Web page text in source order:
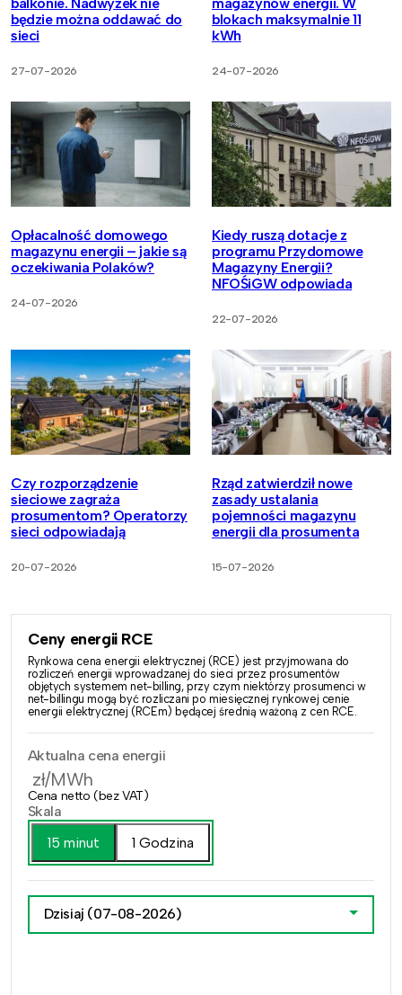
będzie można oddawać do
sieci
27-07-2026
blokach maksymalnie 11
kWh
24-07-2026
Opłacalność domowego
magazynu energii – jakie są
oczekiwania Polaków?
24-07-2026
Kiedy ruszą dotacje z
programu Przydomowe
Magazyny Energii?
NFOŚiGW odpowiada
22-07-2026
Czy rozporządzenie
sieciowe zagraża
prosumentom? Operatorzy
sieci odpowiadają
20-07-2026
Rząd zatwierdził nowe
zasady ustalania
pojemności magazynu
energii dla prosumenta
15-07-2026
Ceny energii RCE
Rynkowa cena energii elektrycznej (RCE) jest przyjmowana do
rozliczeń energii wprowadzanej do sieci przez prosumentów
objętych systemem net-billing, przy czym niektórzy prosumenci w
net-billingu mogą być rozliczani po miesięcznej rynkowej cenie
energii elektrycznej (RCEm) będącej średnią ważoną z cen RCE.
Aktualna cena energii
zł/MWh
Cena netto (bez VAT)
Skala
15 minut
1 Godzina
Dzisiaj (07-08-2026)